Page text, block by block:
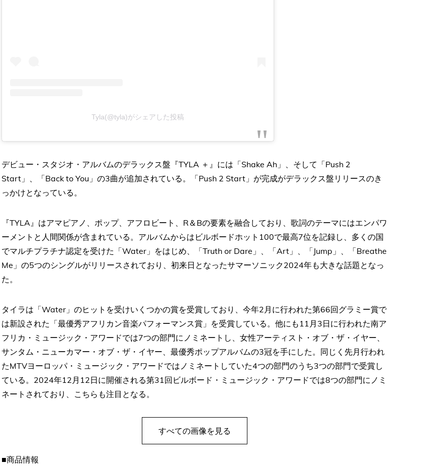
Tyla(@tyla)がシェアした投稿
デビュー・スタジオ・アルバムのデラックス盤『TYLA ＋』には「Shake Ah」、そして「Push 2
Start」、「Back to You」の3曲が追加されている。「Push 2 Start」が完成がデラックス盤リリースのき
っかけとなっている。
『TYLA』はアマピアノ、ポップ、アフロビート、R＆Bの要素を融合しており、歌詞のテーマにはエンパワ
ーメントと人間関係が含まれている。アルバムからはビルボードホット100で最高7位を記録し、多くの国
でマルチプラチナ認定を受けた「Water」をはじめ、「Truth or Dare」、「Art」、「Jump」、「Breathe
Me」の5つのシングルがリリースされており、初来日となったサマーソニック2024年も大きな話題となっ
た。
タイラは「Water」のヒットを受けいくつかの賞を受賞しており、今年2月に行われた第66回グラミー賞で
は新設された「最優秀アフリカン音楽パフォーマンス賞」を受賞している。他にも11月3日に行われた南ア
フリカ・ミュージック・アワードでは7つの部門にノミネートし、女性アーティスト・オブ・ザ・イヤー、
サンタム・ニューカマー・オブ・ザ・イヤー、最優秀ポップアルバムの3冠を手にした。同じく先月行われ
たMTVヨーロッパ・ミュージック・アワードではノミネートしていた4つの部門のうち3つの部門で受賞し
ている。2024年12月12日に開催される第31回ビルボード・ミュージック・アワードでは8つの部門にノミ
ネートされており、こちらも注目となる。
すべての画像を見る
■商品情報